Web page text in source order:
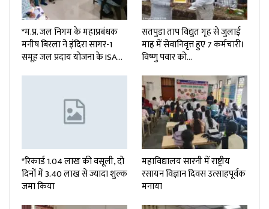
*म.प्र. जल निगम के महाप्रबंधक
मनीष बिरला ने इंदिरा सागर-1
समूह जल प्रदाय योजना के ISA…
सतपुडा ताप विद्युत गृह से जुलाई
माह में सेवानिवृत्त हुए 7 कर्मचारी।
विष्णु पवार को…
*रिकार्ड 1.04 लाख की वसूली, दो
दिनों में 3.40 लाख से ज्यादा शुल्क
जमा किया
महाविद्यालय सारनी में राष्ट्रीय
रसायन विज्ञान दिवस उत्साहपूर्वक
मनाया